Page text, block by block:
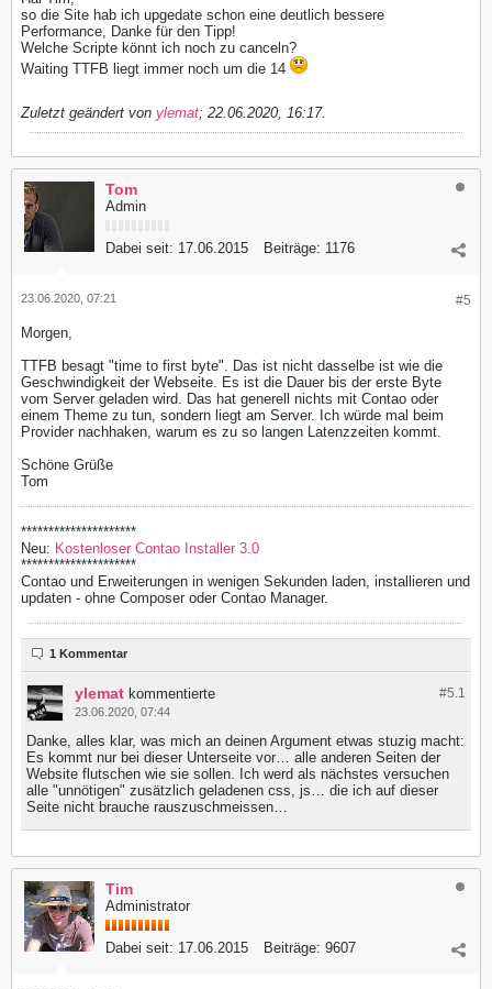
so die Site hab ich upgedate schon eine deutlich bessere
Performance, Danke für den Tipp!
Welche Scripte könnt ich noch zu canceln?
Waiting TTFB liegt immer noch um die 14
Zuletzt geändert von ylemat; 22.06.2020, 16:17.
Tom
Admin
Dabei seit: 17.06.2015 Beiträge: 1176
#5
23.06.2020, 07:21
Morgen,
TTFB besagt "time to first byte". Das ist nicht dasselbe ist wie die
Geschwindigkeit der Webseite. Es ist die Dauer bis der erste Byte
vom Server geladen wird. Das hat generell nichts mit Contao oder
einem Theme zu tun, sondern liegt am Server. Ich würde mal beim
Provider nachhaken, warum es zu so langen Latenzzeiten kommt.
Schöne Grüße
Tom
*********************
Neu: Kostenloser Contao Installer 3.0
*********************
Contao und Erweiterungen in wenigen Sekunden laden, installieren und
updaten - ohne Composer oder Contao Manager.
1 Kommentar
#5. 1
ylemat kommentierte
23.06.2020, 07:44
Danke, alles klar, was mich an deinen Argument etwas stuzig macht:
Es kommt nur bei dieser Unterseite vor… alle anderen Seiten der
Website flutschen wie sie sollen. Ich werd als nächstes versuchen
alle "unnötigen" zusätzlich geladenen css, js… die ich auf dieser
Seite nicht brauche rauszuschmeissen…
Tim
Administrator
Dabei seit: 17.06.2015 Beiträge: 9607